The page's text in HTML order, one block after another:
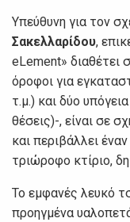
Υπεύθυνη για τον
Σακελλαρίδου,
eLement» διαθέτει
όροφοι για
τ.μ.) και δύο
θέσεις)-, είναι σε
και περιβάλλει
τριώροφο κτίριο,
Το εμφανές λευκό
προηγμένα